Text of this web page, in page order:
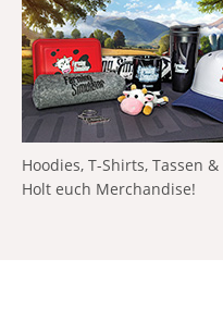
Hoodies, T-Shirts, Tassen
Holt euch Merchandise!